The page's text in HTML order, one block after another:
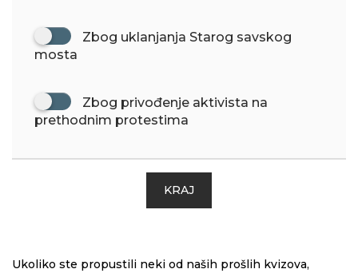
Zbog uklanjanja Starog savskog
mosta
Zbog privođenje aktivista na
prethodnim protestima
KRAJ
Ukoliko ste propustili neki od naših prošlih kvizova,